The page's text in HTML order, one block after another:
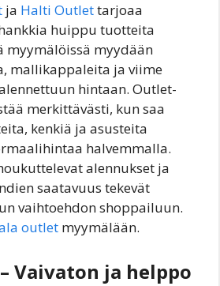
ja Halti Outlettarjoaa
huippu tuotteita
myymälöissä myydään
mallikappaleita ja viime
hintaan. Outlet-
merkittävästi, kun saa
kenkiä ja asusteita
halvemmalla.
alennukset ja
saatavuus tekevät
vaihtoehdon shoppailuun.
outlet myymälään.
Vaivaton ja helppo